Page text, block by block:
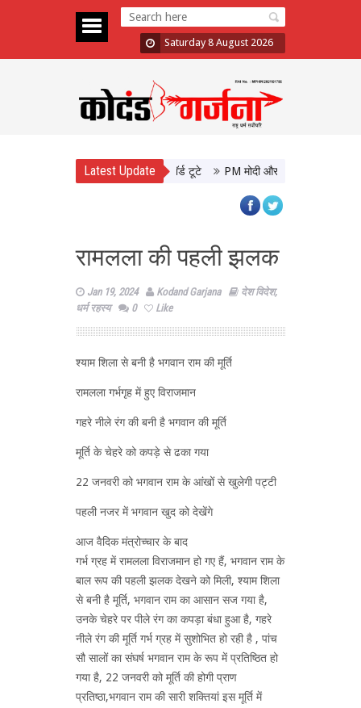
Saturday 8 August 2026
Latest Update
तूफान, 48 घंटे में 10 फिल्मों के रिकॉर्ड टूटे PM मोदी और CM योगी की मुलाकात,
रामलला की पहली झलक
Jan 19, 2024 Kodand Garjana देश विदेश,
धर्म रहस्य
0 Like
श्याम शिला से बनी है भगवान राम की मूर्ति
रामलला गर्भगृह में हुए विराजमान
गहरे नीले रंग की बनी है भगवान की मूर्ति
मूर्ति के चेहरे को कपड़े से ढका गया
22 जनवरी को भगवान राम के आंखों से खुलेगी पट्टी
पहली नजर में भगवान खुद को देखेंगे
आज वैदिक मंत्रोच्चार के बाद
गर्भ ग्रह में रामलला विराजमान हो गए हैं, भगवान राम के
बाल रूप की पहली झलक देखने को मिली, श्याम शिला
से बनी है मूर्ति, भगवान राम का आसान सज गया है,
उनके चेहरे पर पीले रंग का कपड़ा बंधा हुआ है, गहरे
नीले रंग की मूर्ति गर्भ ग्रह में सुशोभित हो रही है , पांच
सौ सालों का संघर्ष भगवान राम के रूप में प्रतिष्ठित हो
गया है, 22 जनवरी को मूर्ति की होगी प्राण
प्रतिष्ठा,भगवान राम की सारी शक्तियां इस मूर्ति में